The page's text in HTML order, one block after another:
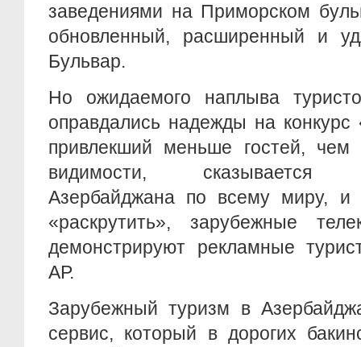
заведениями на Приморском
обновленный, расширенный и
Бульвар.
Но ожидаемого наплыва
оправдались надежды на конкурс
привлекший меньше гостей,
видимости, сказывается
Азербайджана по всему миру, и
«раскрутить», зарубежные
демонстрируют рекламные
АР.
Зарубежный туризм в
сервис, который в дорогих